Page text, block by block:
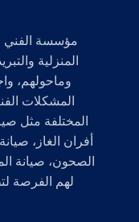
مؤسسة الفني
المنزلية
وماحولهم،
المشكلات
المختلفة مثل
أفران الغاز،
الصحون، صيانة
لهم الفرصة